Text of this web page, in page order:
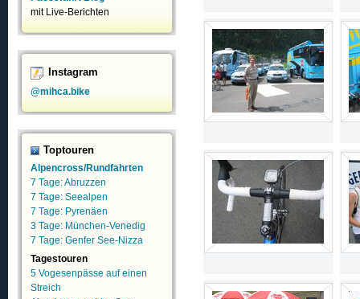
mit Live-Berichten
Instagram
@mihca.bike
Toptouren
Alpencross/Rundfahrten
7 Tage: Abruzzen
7 Tage: Seealpen
7 Tage: Pyrenäen
3 Tage: München-Venedig
7 Tage: Genfer See-Nizza
Tagestouren
5 Vogesenpässe auf einen
Streich